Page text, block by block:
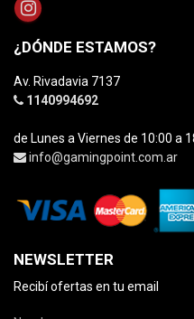
¿DÓNDE ESTAMOS?
Av. Rivadavia 7137
1140994692
de Lunes a Viernes de 10:00 a
info@gamingpoint.com.ar
NEWSLETTER
Recibí ofertas en tu email